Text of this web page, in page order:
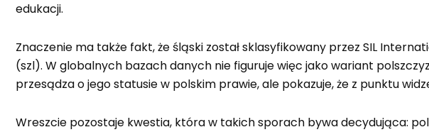
edukacji.
Znaczenie ma także fakt, że śląski został sklasyfikowany przez SIL
(szl). W globalnych bazach danych nie figuruje więc jako wariant
przesądza o jego statusie w polskim prawie, ale pokazuje, że z punktu
Wreszcie pozostaje kwestia, która w takich sporach bywa decydująca: